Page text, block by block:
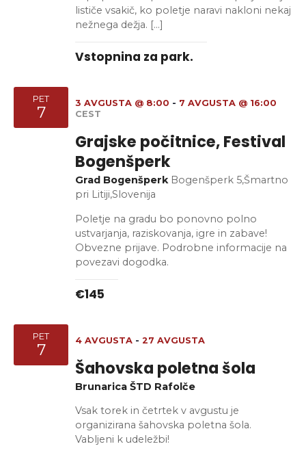
lističe vsakič, ko poletje naravi nakloni nekaj
nežnega dežja. […]
Vstopnina za park.
PET
7
Grajske počitnice, Festival
Bogenšperk
3 AVGUSTA @ 8:00 - 7 AVGUSTA @ 16:00
CEST
Grad Bogenšperk Bogenšperk 5,Šmartno
pri Litiji,Slovenija
Poletje na gradu bo ponovno polno
ustvarjanja, raziskovanja, igre in zabave!
Obvezne prijave. Podrobne informacije na
povezavi dogodka.
€145
PET
7
Šahovska poletna šola
4 AVGUSTA - 27 AVGUSTA
Brunarica ŠTD Rafolče
Vsak torek in četrtek v avgustu je
organizirana šahovska poletna šola.
Vabljeni k udeležbi!